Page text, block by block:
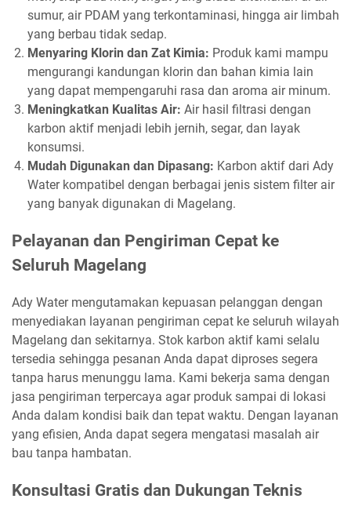
sumur, air PDAM yang terkontaminasi, hingga air limbah
yang berbau tidak sedap.
Menyaring Klorin dan Zat Kimia: Produk kami mampu
mengurangi kandungan klorin dan bahan kimia lain
yang dapat mempengaruhi rasa dan aroma air minum.
Meningkatkan Kualitas Air: Air hasil filtrasi dengan
karbon aktif menjadi lebih jernih, segar, dan layak
konsumsi.
Mudah Digunakan dan Dipasang: Karbon aktif dari Ady
Water kompatibel dengan berbagai jenis sistem filter air
yang banyak digunakan di Magelang.
Pelayanan dan Pengiriman Cepat ke
Seluruh Magelang
Ady Water mengutamakan kepuasan pelanggan dengan
menyediakan layanan pengiriman cepat ke seluruh wilayah
Magelang dan sekitarnya. Stok karbon aktif kami selalu
tersedia sehingga pesanan Anda dapat diproses segera
tanpa harus menunggu lama. Kami bekerja sama dengan
jasa pengiriman terpercaya agar produk sampai di lokasi
Anda dalam kondisi baik dan tepat waktu. Dengan layanan
yang efisien, Anda dapat segera mengatasi masalah air
bau tanpa hambatan.
Konsultasi Gratis dan Dukungan Teknis